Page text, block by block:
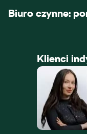
Biuro czynne:
Klienci